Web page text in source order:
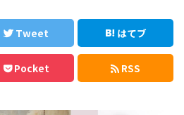
Tweet はてブ
Pocket RSS